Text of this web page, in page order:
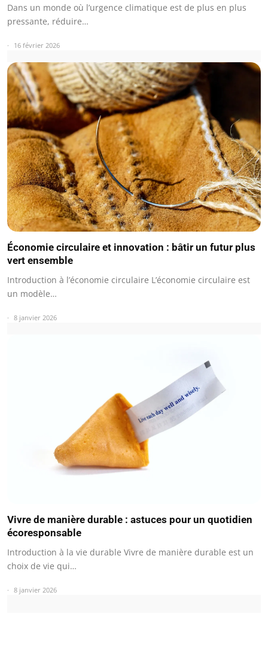
Dans un monde où l’urgence climatique est de plus en plus
pressante, réduire…
16 février 2026
Économie circulaire et innovation : bâtir un futur plus
vert ensemble
Introduction à l’économie circulaire L’économie circulaire est
un modèle…
8 janvier 2026
Vivre de manière durable : astuces pour un quotidien
écoresponsable
Introduction à la vie durable Vivre de manière durable est un
choix de vie qui…
8 janvier 2026